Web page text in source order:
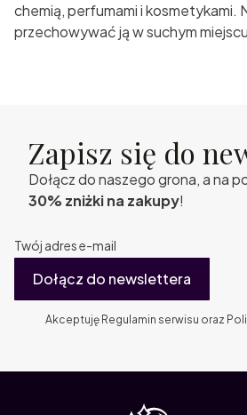
chemią, perfumami i kosmetykami.
przechowywać ją w suchym
Zapisz się do
Dołącz do naszego grona, a na
30% zniżki na zakupy!
Twój adres e-mail
Dołącz do newslettera
Akceptuję Regulamin serwisu oraz